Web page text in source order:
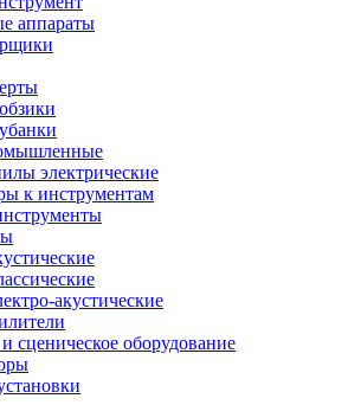
аппараты
электрические
к инструментам
акустические
сценическое оборудование